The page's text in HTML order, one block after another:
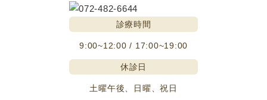
診療時間
9:00~12:00 / 17:00~19:00
休診日
土曜午後、日曜、祝日